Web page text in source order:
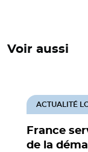
Voir aussi
France
de la
ACTUALITÉ